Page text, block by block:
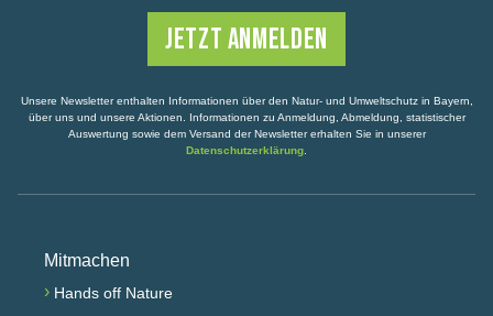
Ihre E-Mail-Adresse
Unsere Newsletter enthalten Informationen über den Natur- und Umweltschutz in Bayern,
über uns und unsere Aktionen. Informationen zu Anmeldung, Abmeldung, statistischer
Auswertung sowie dem Versand der Newsletter erhalten Sie in unserer
Datenschutzerklärung
Mitmachen
› Hands off Nature